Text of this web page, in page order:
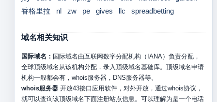
香格里拉
nl zw pe gives llc spreadbetting
域名相关知识
国际域名： 国际域名由互联网数字分配机构（IANA）负责分配，
全球顶级域名从该机构分配，录入顶级域名基础库。顶级域名申请
机构一般都会有，whois服务器，DNS服务器等。
whois服务器开放43接口应用软件，对外开放，通过whois协议，
就可以查询该顶级域名下面注册站点信息。可以理解为是一个电话